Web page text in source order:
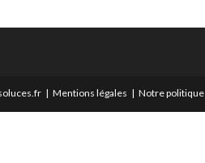
Mentions légales Notre politique